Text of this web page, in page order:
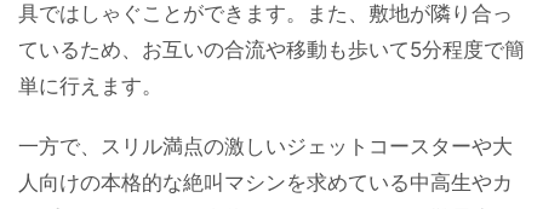
具ではしゃぐことができます。また、敷地が隣り合っ
ているため、お互いの合流や移動も歩いて5分程度で簡
単に行えます。
一方で、スリル満点の激しいジェットコースターや大
人向けの本格的な絶叫マシンを求めている中高生やカ